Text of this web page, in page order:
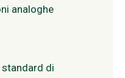
analoghe
di